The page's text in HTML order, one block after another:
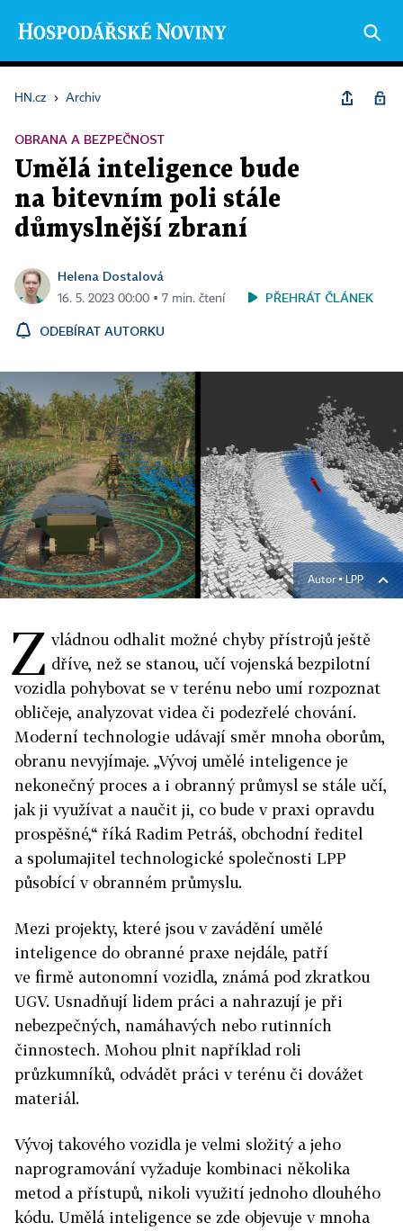
HN.cz › Archiv
OBRANA A BEZPEČNOST
Umělá inteligence bude
na bitevním poli stále
důmyslnější zbraní
Helena Dostalová
16. 5. 2023 00:00 ▪ 7 min. čtení PŘEHRÁT ČLÁNEK
ODEBÍRAT AUTORKU
Autor ▪LPP
Z vládnou odhalit možné chyby přístrojů ještě
dříve, než se stanou, učí vojenská bezpilotní
vozidla pohybovat se v terénu nebo umí rozpoznat
obličeje, analyzovat videa či podezřelé chování.
Moderní technologie udávají směr mnoha oborům,
obranu nevyjímaje. „Vývoj umělé inteligence je
nekonečný proces a i obranný průmysl se stále učí,
jak ji využívat a naučit ji, co bude v praxi opravdu
prospěšné,“ říká Radim Petráš, obchodní ředitel
a spolumajitel technologické společnosti LPP
působící v obranném průmyslu.
Mezi projekty, které jsou v zavádění umělé
inteligence do obranné praxe nejdále, patří
ve firmě autonomní vozidla, známá pod zkratkou
UGV. Usnadňují lidem práci a nahrazují je při
nebezpečných, namáhavých nebo rutinních
činnostech. Mohou plnit například roli
průzkumníků, odvádět práci v terénu či dovážet
materiál.
Vývoj takového vozidla je velmi složitý a jeho
naprogramování vyžaduje kombinaci několika
metod a přístupů, nikoli využití jednoho dlouhého
kódu. Umělá inteligence se zde objevuje v mnoha